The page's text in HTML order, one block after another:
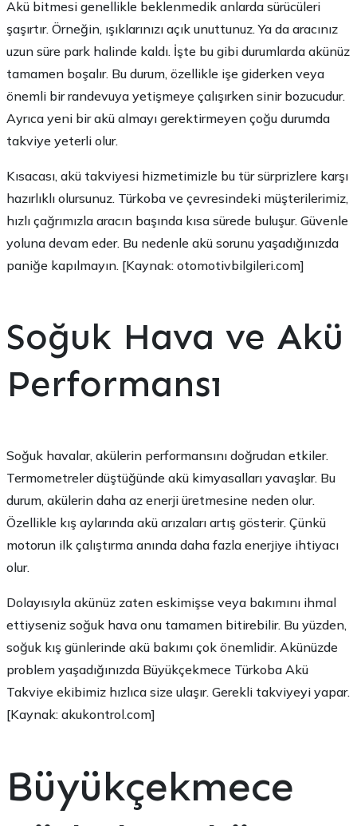
Akü bitmesi genellikle beklenmedik anlarda sürücüleri
şaşırtır. Örneğin, ışıklarınızı açık unuttunuz. Ya da aracınız
uzun süre park halinde kaldı. İşte bu gibi durumlarda akünüz
tamamen boşalır. Bu durum, özellikle işe giderken veya
önemli bir randevuya yetişmeye çalışırken sinir bozucudur.
Ayrıca yeni bir akü almayı gerektirmeyen çoğu durumda
takviye yeterli olur.
Kısacası, akü takviyesi hizmetimizle bu tür sürprizlere karşı
hazırlıklı olursunuz. Türkoba ve çevresindeki müşterilerimiz,
hızlı çağrımızla aracın başında kısa sürede buluşur. Güvenle
yoluna devam eder. Bu nedenle akü sorunu yaşadığınızda
paniğe kapılmayın. [Kaynak: otomotivbilgileri.com]
Soğuk Hava ve Akü
Performansı
Soğuk havalar, akülerin performansını doğrudan etkiler.
Termometreler düştüğünde akü kimyasalları yavaşlar. Bu
durum, akülerin daha az enerji üretmesine neden olur.
Özellikle kış aylarında akü arızaları artış gösterir. Çünkü
motorun ilk çalıştırma anında daha fazla enerjiye ihtiyacı
olur.
Dolayısıyla akünüz zaten eskimişse veya bakımını ihmal
ettiyseniz soğuk hava onu tamamen bitirebilir. Bu yüzden,
soğuk kış günlerinde akü bakımı çok önemlidir. Akünüzde
problem yaşadığınızda Büyükçekmece Türkoba Akü
Takviye ekibimiz hızlıca size ulaşır. Gerekli takviyeyi yapar.
[Kaynak: akukontrol.com]
Büyükçekmece